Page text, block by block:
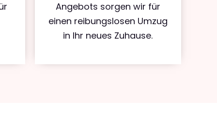
Angebots sorgen wir für
einen reibungslosen Umzug
in Ihr neues Zuhause.